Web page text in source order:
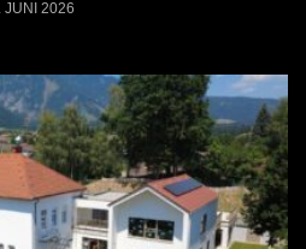
JUNI 2026